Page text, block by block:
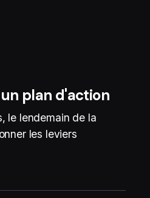
plan d'action
le lendemain de la
les leviers